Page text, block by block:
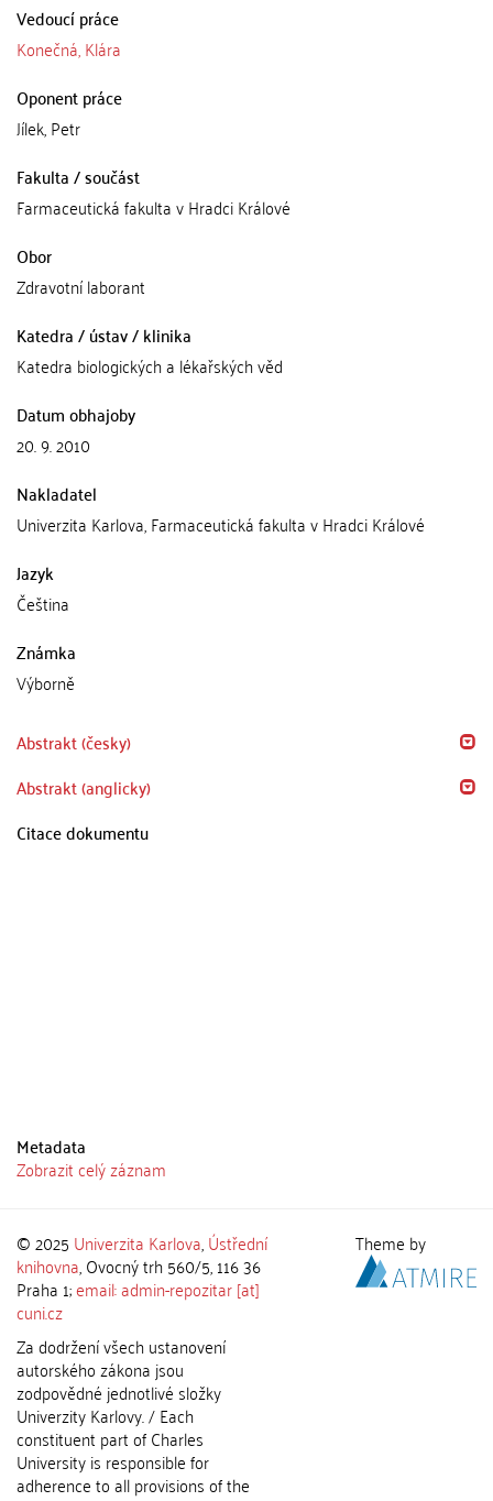
Vedoucí práce
Konečná, Klára
Oponent práce
Jílek, Petr
Fakulta / součást
Farmaceutická fakulta v Hradci Králové
Obor
Zdravotní laborant
Katedra / ústav / klinika
Katedra biologických a lékařských věd
Datum obhajoby
20. 9. 2010
Nakladatel
Univerzita Karlova, Farmaceutická fakulta v Hradci Králové
Jazyk
Čeština
Známka
Výborně
Abstrakt (česky)
Abstrakt (anglicky)
Citace dokumentu
Metadata
Zobrazit celý záznam
© 2025 Univerzita Karlova,Ústřední
knihovna, Ovocný trh 560/5, 116 36
Praha 1;email: admin-repozitar [at]
cuni.cz
Za dodržení všech ustanovení
autorského zákona jsou
zodpovědné jednotlivé složky
Univerzity Karlovy. / Each
constituent part of Charles
University is responsible for
adherence to all provisions of the
Theme by